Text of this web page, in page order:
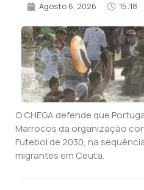
Agosto 6, 2026 15:18
O CHEGA defende que
Marrocos da organização
Futebol de 2030, na
migrantes em Ceuta.